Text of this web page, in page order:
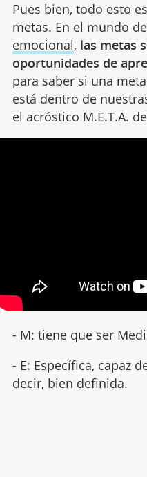
Pues bien, todo esto
metas. En el mundo
emocional, las metas
oportunidades de
para saber si una
está dentro de
el acróstico M.E.T.A.
- M: tiene que ser
- E: Específica, capaz
decir, bien definida.